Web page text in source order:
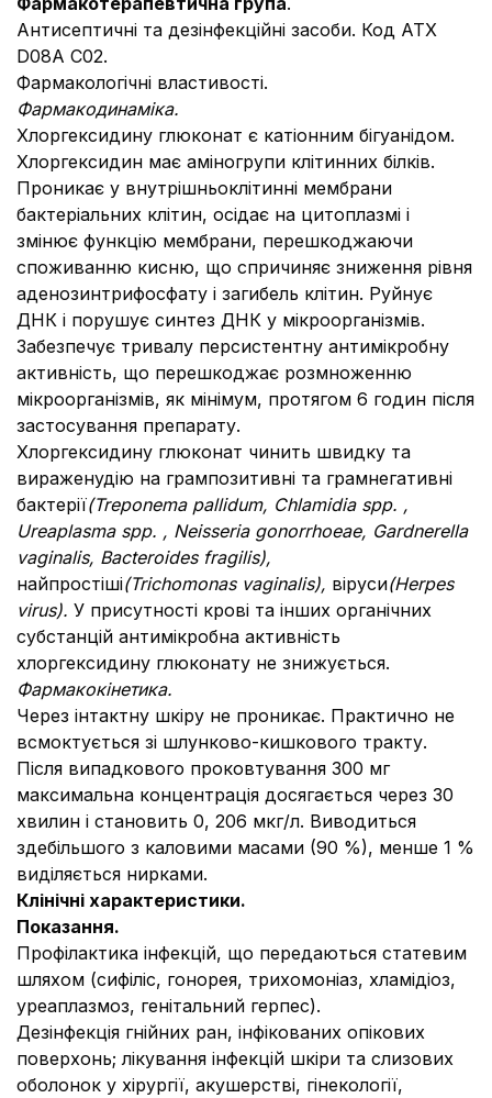
Антисептичні та дезінфекційні засоби. Код АТХ
D08А С02.
Фармакологічні властивості.
Фармакодинаміка.
Хлоргексидину глюконат є катіонним бігуанідом.
Хлоргексидин має аміногрупи клітинних білків.
Проникає у внутрішньоклітинні мембрани
бактеріальних клітин, осідає на цитоплазмі і
змінює функцію мембрани, перешкоджаючи
споживанню кисню, що спричиняє зниження рівня
аденозинтрифосфату і загибель клітин. Руйнує
ДНК і порушує синтез ДНК у мікроорганізмів.
Забезпечує тривалу персистентну антимікробну
активність, що перешкоджає розмноженню
мікроорганізмів, як мінімум, протягом 6 годин після
застосування препарату.
Хлоргексидину глюконат чинить швидку та
вираженудію на грампозитивні та грамнегативні
бактерії(Treponema pallidum, Chlamidia spp. ,
Ureaplasma spp. , Neisseria gonorrhoeae, Gardnerella
vaginalis, Bacteroides fragilis),
найпростіші(Trichomonas vaginalis), віруси(Herpes
virus). У присутності крові та інших органічних
субстанцій антимікробна активність
хлоргексидину глюконату не знижується.
Фармакокінетика.
Через інтактну шкіру не проникає. Практично не
всмоктується зі шлунково-кишкового тракту.
Після випадкового проковтування 300 мг
максимальна концентрація досягається через 30
хвилин і становить 0, 206 мкг/л. Виводиться
здебільшого з каловими масами (90 %), менше 1 %
виділяється нирками.
Клінічні характеристики.
Показання.
Профілактика інфекцій, що передаються статевим
шляхом (сифіліс, гонорея, трихомоніаз, хламідіоз,
уреаплазмоз, генітальний герпес).
Дезінфекція гнійних ран, інфікованих опікових
поверхонь; лікування інфекцій шкіри та слизових
оболонок у хірургії, акушерстві, гінекології,